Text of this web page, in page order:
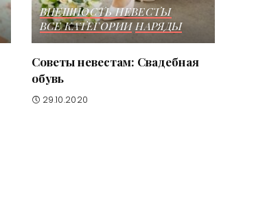
ВНЕШНОСТЬ НЕВЕСТЫ
ВСЕ КАТЕГОРИИ НАРЯДЫ
Советы невестам: Свадебная
обувь
29.10.2020